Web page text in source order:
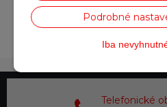
Podrobné
Iba
Obrázok
Telefonické